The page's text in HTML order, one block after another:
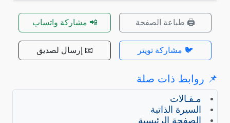
🖨️ طباعة الصفحة 📲 مشاركة واتساب
🐦 مشاركة تويتر 📧 إرسال لصديق
📌 روابط ذات صلة
مـقـالات
السيرة الذاتية
الصفحة الرئيسية